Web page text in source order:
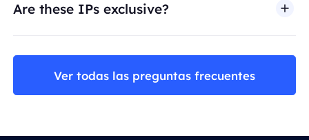
Are these IPs exclusive?
Ver todas las preguntas frecuentes